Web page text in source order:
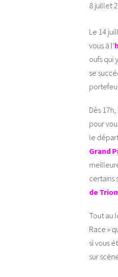
8 juillet
Le 14
vous à l’
oufs qui
se
Dès
pour
le
Grand
certains
de
Tout au
Race »
si vous
sur